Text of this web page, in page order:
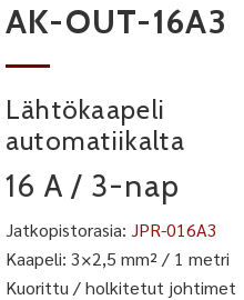
AK-OUT-16A3
Lähtökaapeli
automatiikalta
16 A / 3-nap
Jatkopistorasia: JPR-016A3
Kaapeli: 3×2,5 mm² / 1 metri
Kuorittu / holkitetut johtimet